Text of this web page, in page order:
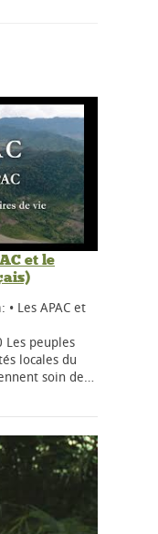
et le
Les APAC et
Les peuples
locales du
soin de…